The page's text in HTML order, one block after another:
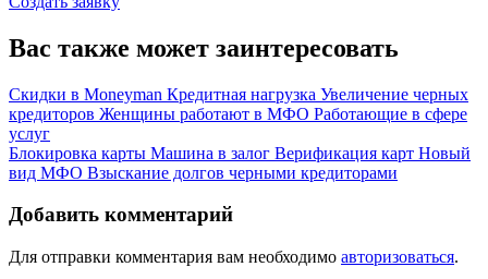
Вас также может заинтересовать
Скидки в Moneyman Кредитная нагрузка Увеличение черных
кредиторов Женщины работают в МФО Работающие в сфере
услуг
Блокировка карты Машина в залог Верификация карт Новый
вид МФО Взыскание долгов черными кредиторами
Добавить комментарий
Для отправки комментария вам необходимо авторизоваться.